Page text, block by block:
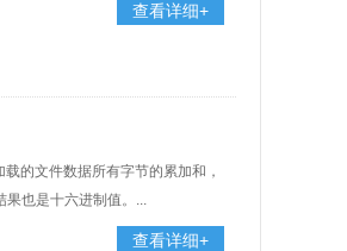
查看详细+
的文件数据所有字节的累加和，
果也是十六进制值。...
查看详细+